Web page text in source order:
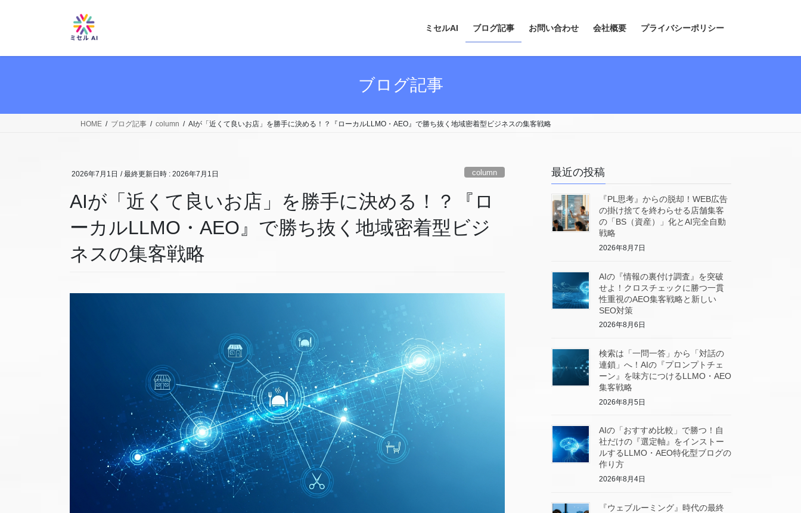
ミセルAI ブログ記事 お問い合わせ 会社概要 プライバシーポリシー
ブログ記事
HOME ブログ記事 column AIが「近くて良いお店」を勝手に決める！？『ローカルLLMO・AEO』で勝ち抜く地域密着型ビジネスの集客戦略
2026年7月1日 / 最終更新日時 : 2026年7月1日 column
AIが「近くて良いお店」を勝手に決める！？『ロ
ーカルLLMO・AEO』で勝ち抜く地域密着型ビジ
ネスの集客戦略
最近の投稿
『PL思考』からの脱却！WEB広告
の掛け捨てを終わらせる店舗集客
の「BS（資産）」化とAI完全自動
戦略
2026年8月7日
AIの『情報の裏付け調査』を突破
せよ！クロスチェックに勝つ一貫
性重視のAEO集客戦略と新しい
SEO対策
2026年8月6日
検索は「一問一答」から「対話の
連鎖」へ！AIの『プロンプトチェ
ーン』を味方につけるLLMO・AEO
集客戦略
2026年8月5日
AIの「おすすめ比較」で勝つ！自
社だけの『選定軸』をインストー
ルするLLMO・AEO特化型ブログの
作り方
2026年8月4日
『ウェブルーミング』時代の最終